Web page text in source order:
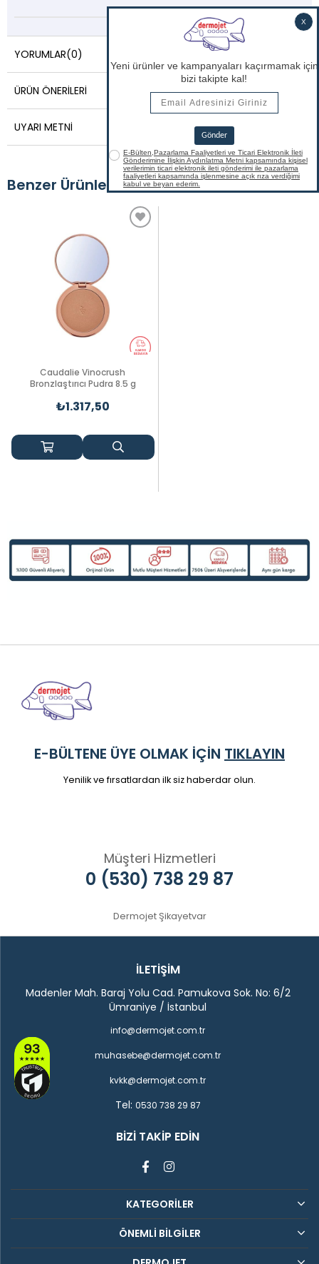
YORUMLAR(0)
ÜRÜN ÖNERILERI
UYARI METNI
Benzer Ürünler
Caudalie Vinocrush
Bronzlaştırıcı Pudra 8.5 g
₺1.317,50
E-BÜLTENE ÜYE OLMAK İÇİN TIKLAYIN
Yenilik ve fırsatlardan ilk siz haberdar olun.
Müşteri Hizmetleri
0 (530) 738 29 87
Dermojet Şikayetvar
İLETİŞİM
Madenler Mah. Baraj Yolu Cad. Pamukova Sok. No: 6/2
Ümraniye / İstanbul
info@dermojet.com.tr
muhasebe@dermojet.com.tr
kvkk@dermojet.com.tr
Tel: 0530 738 29 87
BIZI TAKIP EDIN
KATEGORİLER
ÖNEMLİ BİLGİLER